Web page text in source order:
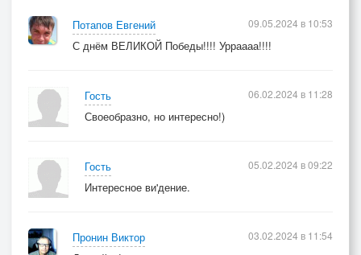
Потапов Евгений
С днём ВЕЛИКОЙ Победы!!!! Урраааа!!!!
09.05.2024 в 10:53
Гость
Своеобразно, но интересно!)
06.02.2024 в 11:28
Гость
Интересное ви'дение.
05.02.2024 в 09:22
Пронин Виктор
03.02.2024 в 11:54